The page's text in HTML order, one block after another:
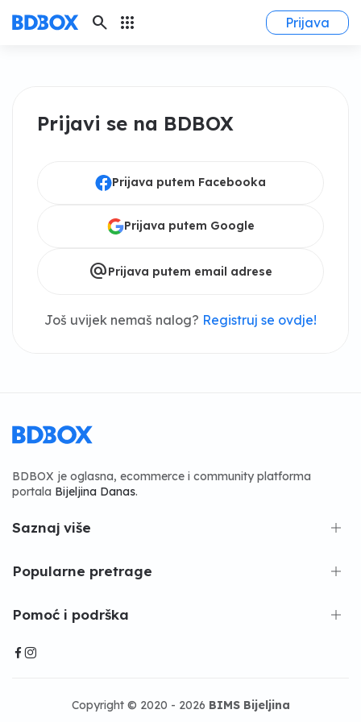
search apps Prijava
Prijavi se na BDBOX
Prijava putem Facebooka
Prijava putem Google
alternate_emailPrijava putem email adrese
Još uvijek nemaš nalog? Registruj se ovdje!
BDBOX je oglasna, ecommerce i community platforma
portala Bijeljina Danas.
Saznaj više
Popularne pretrage
Pomoć i podrška
Copyright © 2020 - 2026 BIMS Bijeljina